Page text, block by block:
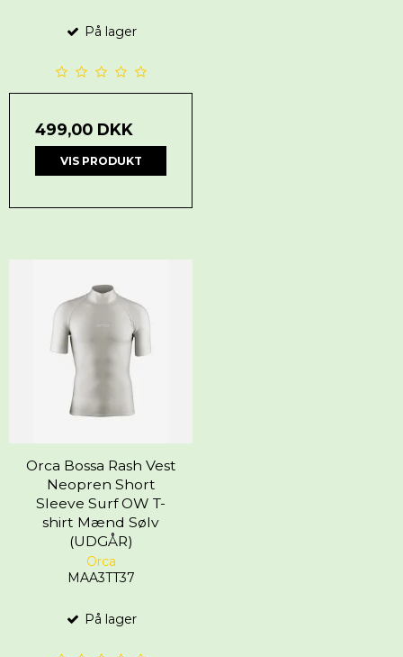
På lager
499,00 DKK
VIS PRODUKT
Orca Bossa Rash Vest
Neopren Short
Sleeve Surf OW T-
shirt Mænd Sølv
(UDGÅR)
Orca
MAA3TT37
På lager